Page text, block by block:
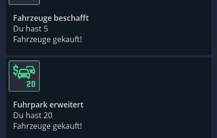
Fahrzeuge beschafft
Du hast 5
Fahrzeuge gekauft!
Fuhrpark erweitert
Du hast 20
Fahrzeuge gekauft!